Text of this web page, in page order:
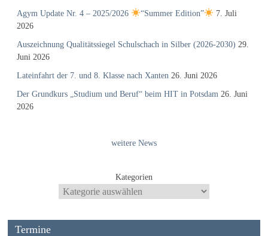
Agym Update Nr. 4 – 2025/2026 “Summer Edition”
7. Juli
2026
Auszeichnung Qualitätssiegel Schulschach in Silber (2026-2030) 29.
Juni 2026
Lateinfahrt der 7. und 8. Klasse nach Xanten 26. Juni 2026
Der Grundkurs „Studium und Beruf“ beim HIT in Potsdam 26. Juni
2026
weitere News
Kategorien
Termine